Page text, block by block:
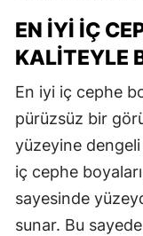
EN İYI İÇ
KALITEYLE
En iyi iç cephe
pürüzsüz bir
yüzeyine dengeli
iç cephe
sayesinde
sunar. Bu